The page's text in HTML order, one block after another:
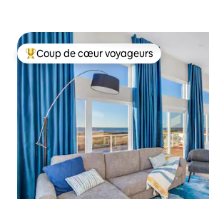
Coup de cœur voyageurs parmi les plus
Coup de cœur voyageurs